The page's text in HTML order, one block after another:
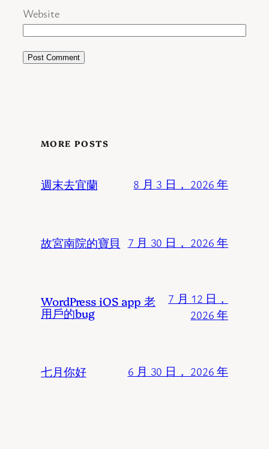
Website
MORE POSTS
週末去宜蘭 8 月 3 日， 2026 年
故宮南院的寶貝 7 月 30 日， 2026 年
WordPress iOS app 老
用戶的bug
7 月 12 日，
2026 年
七月你好 6 月 30 日， 2026 年